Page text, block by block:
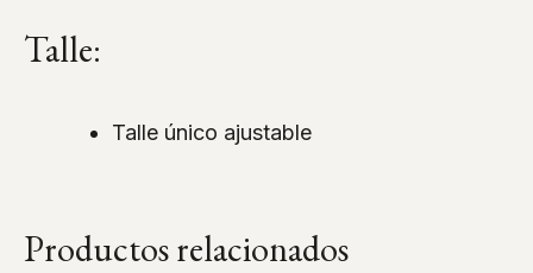
Talle:
Talle único ajustable
Productos relacionados